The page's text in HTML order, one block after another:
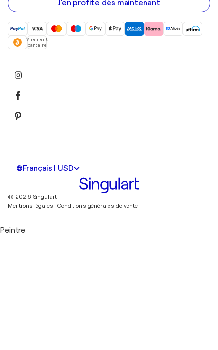
mail
J'en profite dès maintenant
Virement
bancaire
Français | USD
© 2026 Singulart
Mentions légales.
Conditions générales de vente
Peintre